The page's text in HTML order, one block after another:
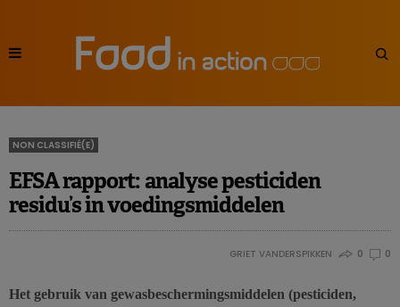
NON CLASSIFIÉ(E)
EFSA rapport: analyse pesticiden
residu’s in voedingsmiddelen
GRIET VANDERSPIKKEN 0 0
Het gebruik van gewasbeschermingsmiddelen (pesticiden,